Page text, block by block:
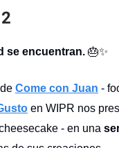
se encuentran. 🎂✨
Come con Juan -
en WIPR nos
- en una